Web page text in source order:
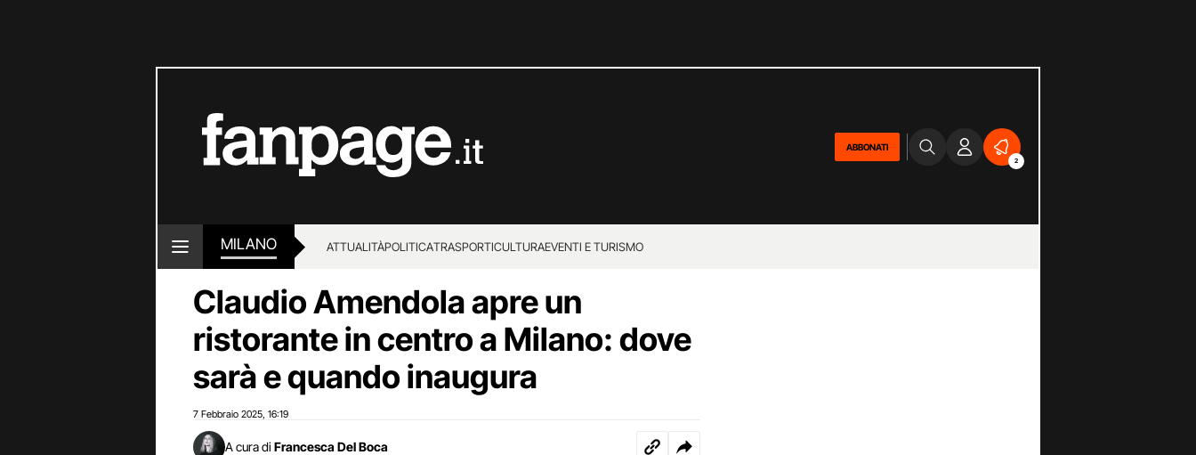
ABBONATI
2
MILANO ATTUALITÀPOLITICATRASPORTICULTURAEVENTI E TURISMO
Claudio Amendola apre un
ristorante in centro a Milano: dove
sarà e quando inaugura
7 Febbraio 2025 16:19
A cura di Francesca Del Boca